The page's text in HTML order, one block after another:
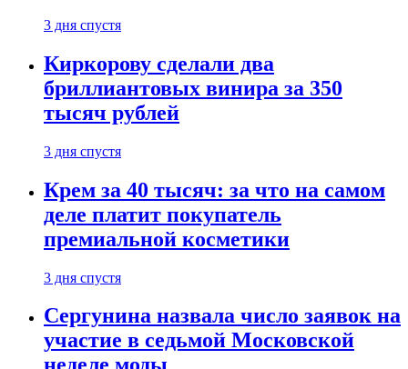
3 дня спустя
Киркорову сделали два
бриллиантовых винира за 350
тысяч рублей
3 дня спустя
Крем за 40 тысяч: за что на самом
деле платит покупатель
премиальной косметики
3 дня спустя
Сергунина назвала число заявок на
участие в седьмой Московской